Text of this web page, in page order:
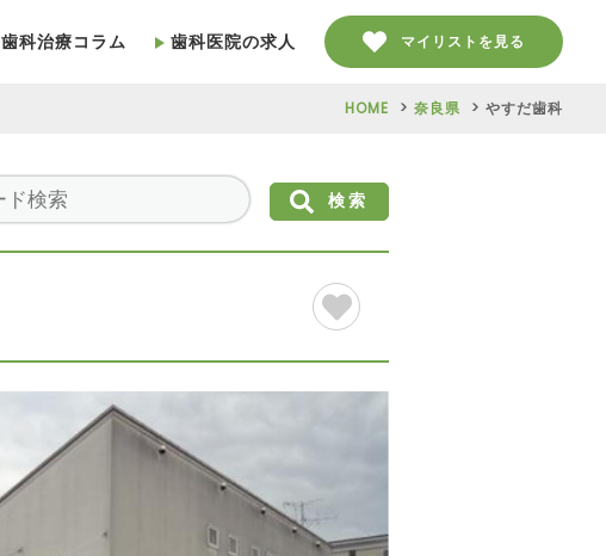
歯科治療コラム 歯科医院の求人 マイリストを見る
HOME 奈良県 やすだ歯科
検索